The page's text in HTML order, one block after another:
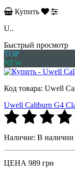
Купить
U..
Быстрый просмотр
TOP
NEW
Код товара: Uwell
Uwell Caliburn G4
Наличие: В наличии
ЦЕНА 989 грн